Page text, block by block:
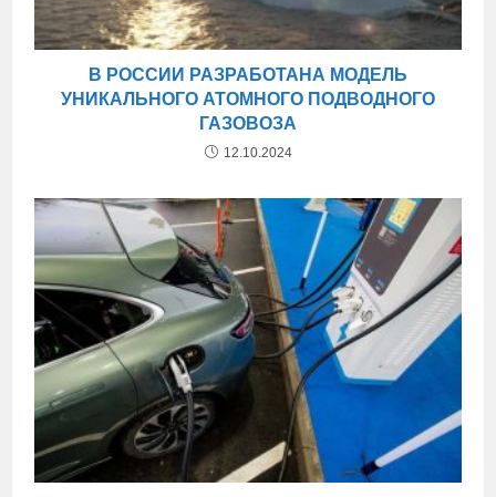
В РОССИИ РАЗРАБОТАНА МОДЕЛЬ
УНИКАЛЬНОГО АТОМНОГО ПОДВОДНОГО
ГАЗОВОЗА
12.10.2024